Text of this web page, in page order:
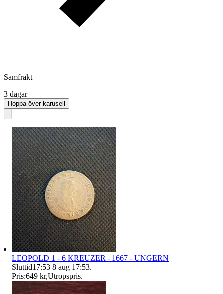
Samfrakt
3 dagar
Hoppa över karusell
LEOPOLD 1 - 6 KREUZER - 1667 - UNGERN
Sluttid17:53 8 aug 17:53.
Pris:649 kr,Utropspris.